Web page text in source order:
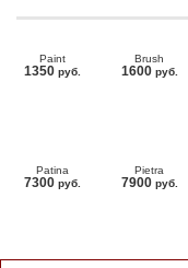
Paint
1350 руб.
Brush
1600 руб.
Patina
7300 руб.
Pietra
7900 руб.